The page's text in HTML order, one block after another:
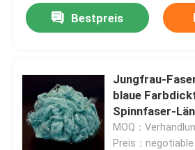
Startseite
Produkte
Bestpreis
Jungfrau-
blaue
Spinnfaser-
MOQ：
Preis：negotiable